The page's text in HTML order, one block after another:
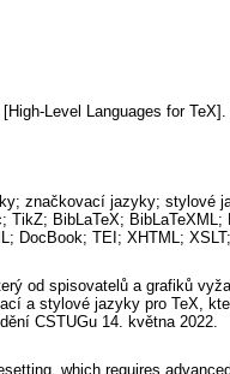
Level Languages for TeX].
značkovací jazyky; stylové
BibLaTeX;
DocBook; TEI; XHTML;
od spisovatelů a grafiků
a stylové jazyky pro TeX,
CSTUGu 14. května 2022.
which requires